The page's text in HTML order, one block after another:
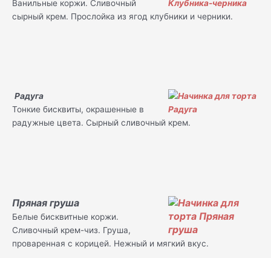
Ванильные коржи. Сливочный
сырный крем. Прослойка из ягод клубники и черники.
Радуга
Тонкие бисквиты, окрашенные в
радужные цвета. Сырный сливочный крем.
Пряная груша
Белые бисквитные коржи.
Сливочный крем-чиз. Груша,
проваренная с корицей. Нежный и мягкий вкус.